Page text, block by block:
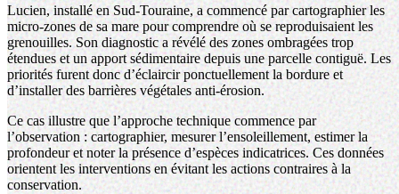
Lucien, installé en Sud-Touraine, a commencé par cartographier les
micro-zones de sa mare pour comprendre où se reproduisaient les
grenouilles. Son diagnostic a révélé des zones ombragées trop
étendues et un apport sédimentaire depuis une parcelle contiguë. Les
priorités furent donc d’éclaircir ponctuellement la bordure et
d’installer des barrières végétales anti-érosion.
Ce cas illustre que l’approche technique commence par
l’observation : cartographier, mesurer l’ensoleillement, estimer la
profondeur et noter la présence d’espèces indicatrices. Ces données
orientent les interventions en évitant les actions contraires à la
conservation.